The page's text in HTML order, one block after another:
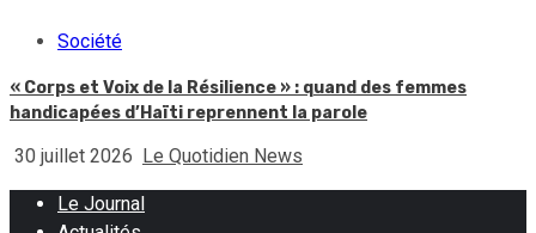
Société
« Corps et Voix de la Résilience » : quand des femmes
handicapées d’Haïti reprennent la parole
30 juillet 2026 Le Quotidien News
Le Journal